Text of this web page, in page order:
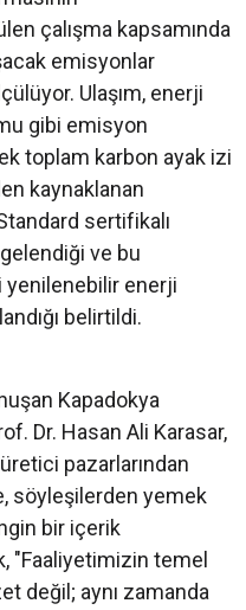
çalışma kapsamında
emisyonlar
Ulaşım, enerji
gibi emisyon
toplam karbon ayak izi
kaynaklanan
sertifikalı
ve bu
yenilenebilir enerji
belirtildi.
Kapadokya
Dr. Hasan Ali Karasar,
pazarlarından
söyleşilerden yemek
bir içerik
"Faaliyetimizin temel
değil; aynı zamanda